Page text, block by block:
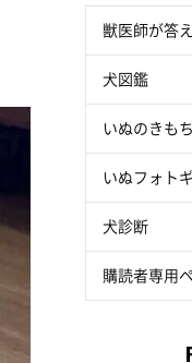
獣医師が答
犬図鑑
いぬのきも
いぬフォト
犬診断
購読者専用